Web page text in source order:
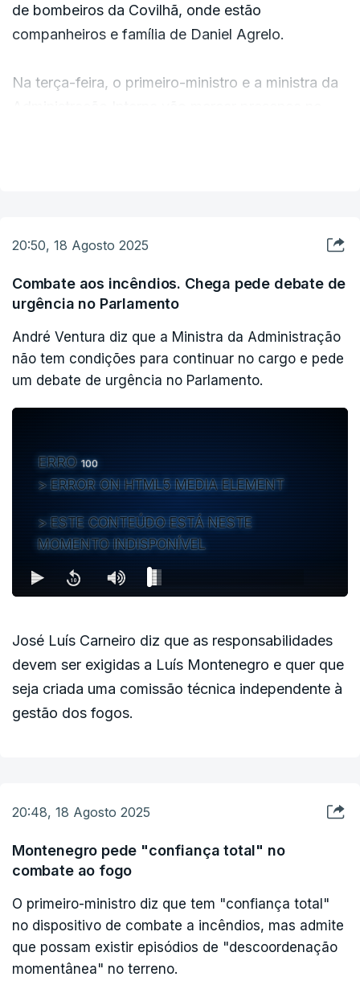
de bombeiros da Covilhã, onde estão
companheiros e família de Daniel Agrelo.
Na terça-feira, o primeiro-ministro e a ministra da
porque chegou a conhecer este bombeiro numa
visita à Covilhã.
20:50, 18 Agosto 2025
Combate aos incêndios. Chega pede debate de
urgência no Parlamento
André Ventura diz que a Ministra da Administração
não tem condições para continuar no cargo e pede
um debate de urgência no Parlamento.
ERRO100
ERROR ON HTML5 MEDIA ELEMENT
ESTE CONTEÚDO ESTÁ NESTE
MOMENTO INDISPONÍVEL
José Luís Carneiro diz que as responsabilidades
devem ser exigidas a Luís Montenegro e quer que
seja criada uma comissão técnica independente à
gestão dos fogos.
20:48, 18 Agosto 2025
Montenegro pede "confiança total" no
combate ao fogo
O primeiro-ministro diz que tem "confiança total"
no dispositivo de combate a incêndios, mas admite
que possam existir episódios de "descoordenação
momentânea" no terreno.